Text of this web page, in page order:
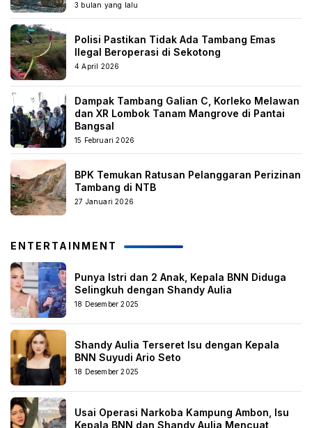
3 bulan yang lalu
Polisi Pastikan Tidak Ada Tambang Emas
Ilegal Beroperasi di Sekotong
4 April 2026
Dampak Tambang Galian C, Korleko Melawan
dan XR Lombok Tanam Mangrove di Pantai
Bangsal
15 Februari 2026
BPK Temukan Ratusan Pelanggaran Perizinan
Tambang di NTB
27 Januari 2026
ENTERTAINMENT
Punya Istri dan 2 Anak, Kepala BNN Diduga
Selingkuh dengan Shandy Aulia
18 Desember 2025
Shandy Aulia Terseret Isu dengan Kepala
BNN Suyudi Ario Seto
18 Desember 2025
Usai Operasi Narkoba Kampung Ambon, Isu
Kepala BNN dan Shandy Aulia Mencuat